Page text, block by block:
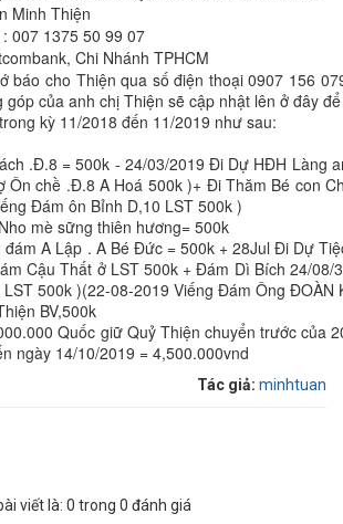
Minh Thiện
007 1375 50 99 07
Chi Nhánh TPHCM
báo cho Thiện qua số điện thoại 0907 156
góp của anh chị Thiện sẽ cập nhật lên ở đây
kỳ 11/2018 đến 11/2019 như sau:
.Đ.8 = 500k - 24/03/2019 Đi Dự HĐH Làng
Ôn chề .Đ.8 A Hoá 500k )+ Đi Thăm Bé con
Đám ôn Bỉnh D,10 LST 500k )
mè sững thiên hương= 500k
đám A Lập . A Bé Đức = 500k + 28Jul Đi Dự
Cậu Thất ở LST 500k + Đám Dì Bích 24/08/
500k )(22-08-2019 Viếng Đám Ông
BV,500k
Quốc giữ Quỷ Thiện chuyển trước của
ngày 14/10/2019 = 4,500.000vnd
Tác giả: minhtuan
viết là: 0 trong 0 đánh giá